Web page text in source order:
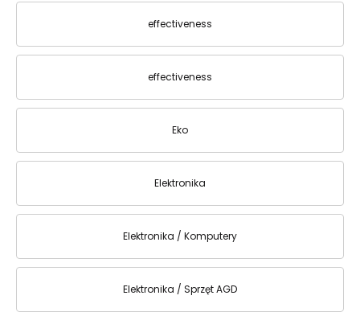
effectiveness
effectiveness
Eko
Elektronika
Elektronika / Komputery
Elektronika / Sprzęt AGD